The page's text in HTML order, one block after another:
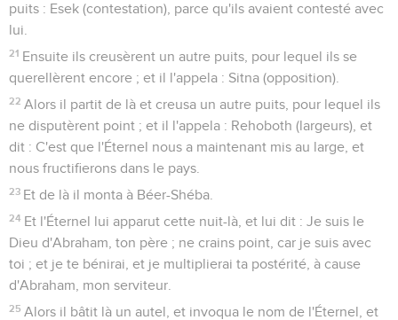
puits : Esek (contestation), parce qu'ils avaient contesté avec
lui.
21 Ensuite ils creusèrent un autre puits, pour lequel ils se
querellèrent encore ; et il l'appela : Sitna (opposition).
22 Alors il partit de là et creusa un autre puits, pour lequel ils
ne disputèrent point ; et il l'appela : Rehoboth (largeurs), et
dit : C'est que l'Éternel nous a maintenant mis au large, et
nous fructifierons dans le pays.
23 Et de là il monta à Béer-Shéba.
24 Et l'Éternel lui apparut cette nuit-là, et lui dit : Je suis le
Dieu d'Abraham, ton père ; ne crains point, car je suis avec
toi ; et je te bénirai, et je multiplierai ta postérité, à cause
d'Abraham, mon serviteur.
25 Alors il bâtit là un autel, et invoqua le nom de l'Éternel, et